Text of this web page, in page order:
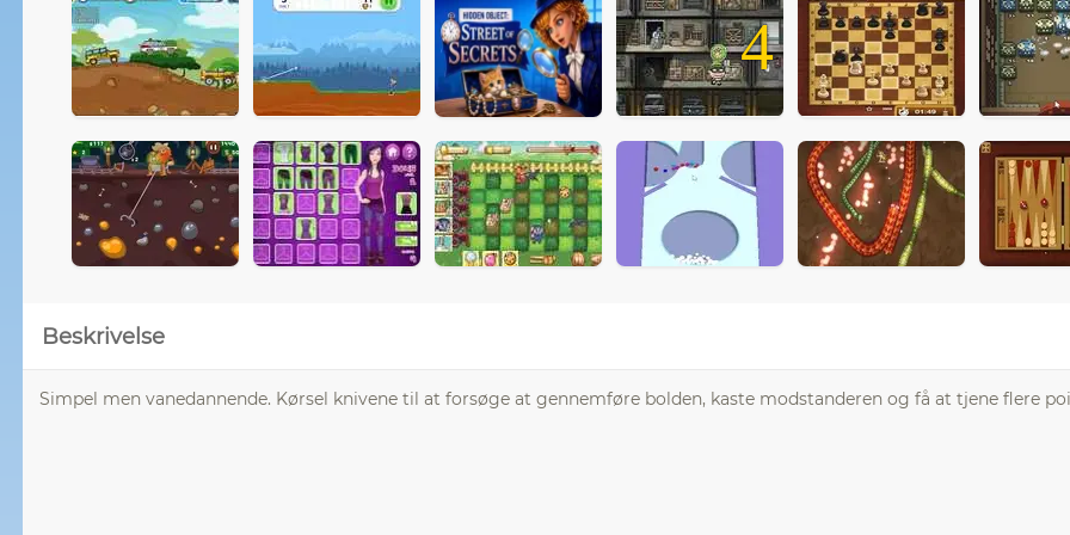
4
Beskrivelse
Simpel men vanedannende. Kørsel knivene til at forsøge at gennemføre bolden, kaste modstanderen og få at tjene flere